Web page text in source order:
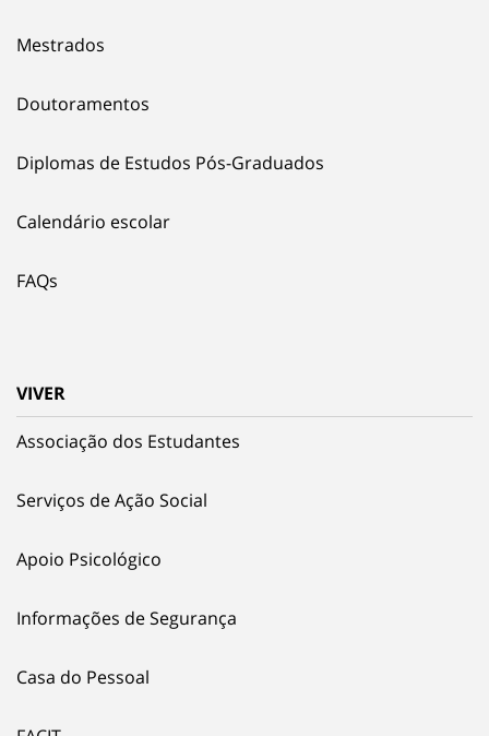
Mestrados
Doutoramentos
Diplomas de Estudos Pós-Graduados
Calendário escolar
FAQs
VIVER
Associação dos Estudantes
Serviços de Ação Social
Apoio Psicológico
Informações de Segurança
Casa do Pessoal